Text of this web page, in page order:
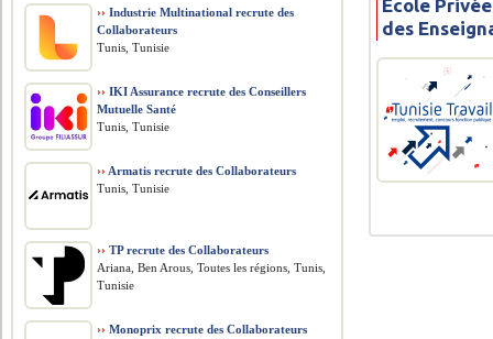
Ecole
des
›› Industrie Multinational recrute des
Collaborateurs
Tunis, Tunisie
›› IKI Assurance recrute des Conseillers
Mutuelle Santé
Tunis, Tunisie
›› Armatis recrute des Collaborateurs
Tunis, Tunisie
›› TP recrute des Collaborateurs
Ariana, Ben Arous, Toutes les régions, Tunis,
Tunisie
›› Monoprix recrute des Collaborateurs